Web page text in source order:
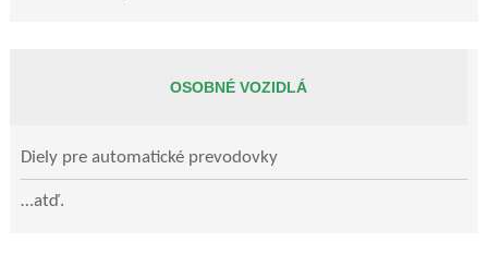
OSOBNÉ VOZIDLÁ
Diely pre automatické prevodovky
…atď.